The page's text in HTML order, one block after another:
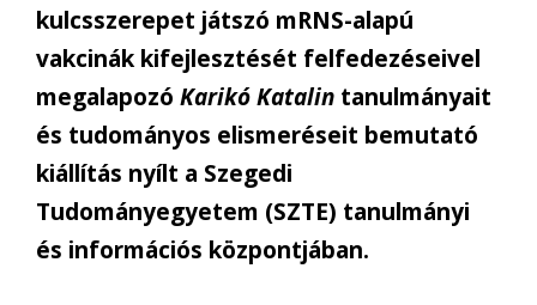
kulcsszerepet játszó mRNS-alapú
vakcinák kifejlesztését felfedezéseivel
megalapozó Karikó Katalin tanulmányait
és tudományos elismeréseit bemutató
kiállítás nyílt a Szegedi
Tudományegyetem (SZTE) tanulmányi
és információs központjában.